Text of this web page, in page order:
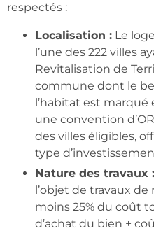
respectés :
Localisation : Le
l’une des 222 villes
Revitalisation de
commune dont le
l’habitat est
une convention
des villes éligibles,
type
Nature des travaux :
l’objet de travaux
moins 25% du coût
d’achat du bien +